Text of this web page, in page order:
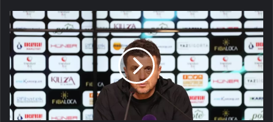
Adanaspor,
Ümraniyespor
ile
Berabere
Kaldı